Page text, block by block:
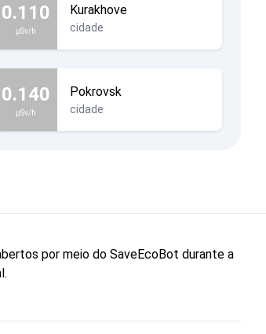
0.110
µSv/h
Kurakhove
cidade
0.140
µSv/h
Pokrovsk
cidade
por meio do SaveEcoBot durante a